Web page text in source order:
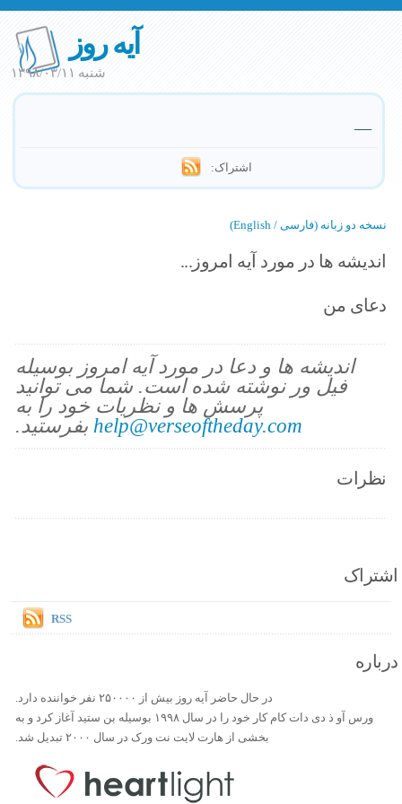
آیه روز
شنبه ۱۳۹۸/۰۳/۱۱
—
اشتراک:
نسخه دو زبانه (فارسی / English)
اندیشه ها در مورد آیه امروز...
دعای من
اندیشه ها و دعا در مورد آیه امروز بوسیله
فیل ور نوشته شده است. شما می توانید
پرسش ها و نظریات خود را به
help@verseoftheday.com بفرستید.
نظرات
اشتراک
RSS
درباره
در حال حاضر آیه روز بیش از ۲۵۰۰۰۰ نفر خواننده دارد.
ورس آو ذ دی دات کام کار خود را در سال ۱۹۹۸ بوسیله بن ستید آغاز کرد و به
بخشی از هارت لایت نت ورک در سال ۲۰۰۰ تبدیل شد.